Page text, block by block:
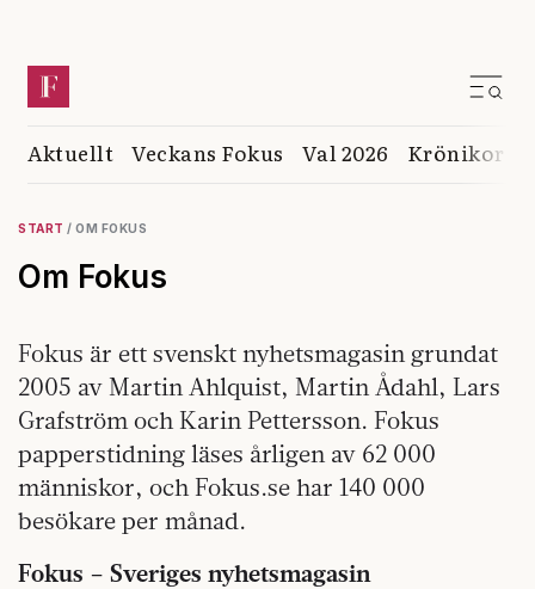
Aktuellt Veckans Fokus Val 2026 Krönikor
START / OM FOKUS
Om Fokus
Fokus är ett svenskt nyhetsmagasin grundat
2005 av Martin Ahlquist, Martin Ådahl, Lars
Grafström och Karin Pettersson. Fokus
papperstidning läses årligen av 62 000
människor, och Fokus.se har 140 000
besökare per månad.
Fokus – Sveriges nyhetsmagasin